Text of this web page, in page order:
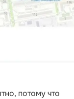
потому что